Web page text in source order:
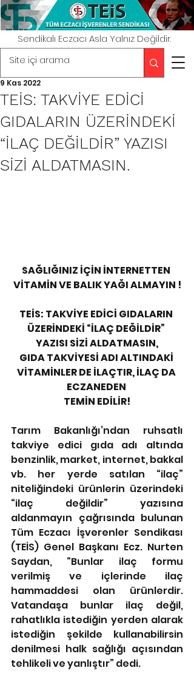
Sendikalı Eczacı Asla Yalnız Değildir.
TEİS: TAKVİYE EDİCİ
GIDALARIN ÜZERİNDEKİ
“İLAÇ DEĞİLDİR” YAZISI
SİZİ ALDATMASIN.
9 Kas 2022
SAĞLIĞINIZ İÇİN İNTERNETTEN
VİTAMİN VE BALIK YAĞI ALMAYIN !
TEİS: TAKVİYE EDİCİ GIDALARIN
ÜZERİNDEKİ “İLAÇ DEĞİLDİR”
YAZISI SİZİ ALDATMASIN,
GIDA TAKVİYESİ ADI ALTINDAKİ
VİTAMİNLER DE İLAÇTIR, İLAÇ DA
ECZANEDEN
TEMİN EDİLİR!
Tarım Bakanlığı’ndan ruhsatlı
takviye edici gıda adı altında
benzinlik, market, internet, bakkal
vb. her yerde satılan “ilaç”
niteliğindeki ürünlerin üzerindeki
“ilaç değildir” yazısına
aldanmayın çağrısında bulunan
Tüm Eczacı İşverenler Sendikası
(TEİS) Genel Başkanı Ecz. Nurten
Saydan, “Bunlar ilaç formu
verilmiş ve içlerinde ilaç
hammaddesi olan ürünlerdir.
Vatandaşa bunlar ilaç değil,
rahatlıkla istediğin yerden alarak
istediğin şekilde kullanabilirsin
denilmesi halk sağlığı açısından
tehlikeli ve yanlıştır” dedi.